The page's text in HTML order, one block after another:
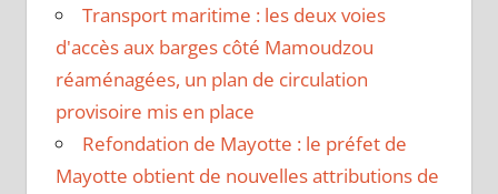
Transport maritime : les deux voies
d'accès aux barges côté Mamoudzou
réaménagées, un plan de circulation
provisoire mis en place
Refondation de Mayotte : le préfet de
Mayotte obtient de nouvelles attributions de